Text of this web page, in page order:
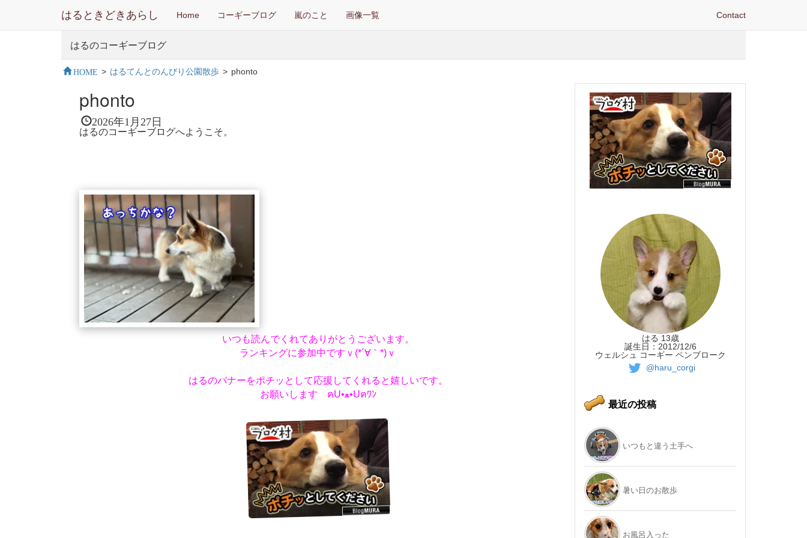
はるときどきあらし Home コーギーブログ 嵐のこと 画像一覧 Contact
はるのコーギーブログ
HOME > はるてんとのんびり公園散歩 > phonto
phonto
2026年1月27日
はるのコーギーブログへようこそ。
いつも読んでくれてありがとうございます。
ランキングに参加中ですｖ(*´∀｀*)ｖ
はるのバナーをポチッとして応援してくれると嬉しいです。
お願いします ฅU•ﻌ•Uฅﾜﾝ
はる 13歳
誕生日：2012/12/6
ウェルシュ コーギー ペンブローク
@haru_corgi
最近の投稿
いつもと違う土手へ
暑い日のお散歩
お風呂入った